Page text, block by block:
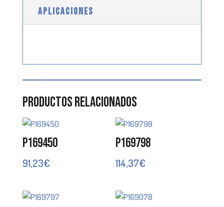
APLICACIONES
Productos relacionados
P169450
91,23€
P169798
114,37€